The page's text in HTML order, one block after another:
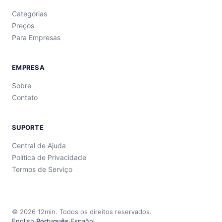
Categorias
Preços
Para Empresas
EMPRESA
Sobre
Contato
SUPORTE
Central de Ajuda
Política de Privacidade
Termos de Serviço
© 2026 12min. Todos os direitos reservados.